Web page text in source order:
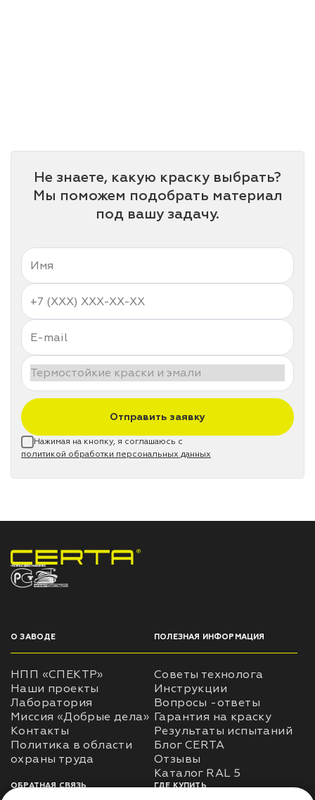
Не знаете, какую краску выбрать?
Мы поможем подобрать материал
под вашу задачу.
Отправить заявку
Нажимая на кнопку, я соглашаюсь с
политикой обработки персональных данных
НПП «СПЕКТР» ЗАВОД ЛАКОКРАСОЧНЫХ МАТЕРИАЛОВ
О ЗАВОДЕ
НПП «СПЕКТР»
Наши проекты
Лаборатория
Миссия «Добрые дела»
Контакты
Политика в области
ПОЛЕЗНАЯ ИНФОРМАЦИЯ
Советы технолога
Инструкции
Вопросы -ответы
Гарантия на краску
Результаты испытаний
Блог CERTA
Отзывы
Каталог RAL 5
ОБРАТНАЯ СВЯЗЬ ГДЕ КУПИТЬ